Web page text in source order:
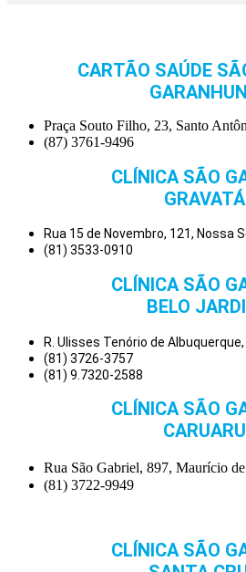
CARTÃO SAÚDE
Praça Souto Filho, 23, Santo
(87) 3761-9496
CLÍNICA SÃO
GRAVATÁ
Rua 15 de Novembro, 121, Nossa
(81) 3533-0910
CLÍNICA SÃO
BELO
R. Ulisses Tenório de
(81) 3726-3757
(81) 9.7320-2588
CLÍNICA SÃO
CARUARU
Rua São Gabriel, 897, Maurício
(81) 3722-9949
CLÍNICA SÃO